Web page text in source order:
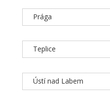
Prága
Teplice
Ústí nad Labem